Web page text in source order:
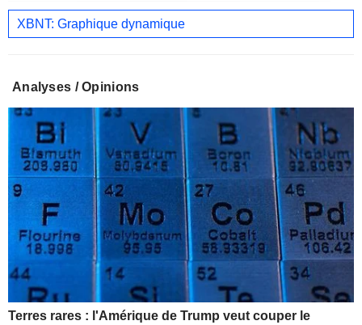
XBNT: Graphique dynamique
Analyses / Opinions
Terres rares : l'Amérique de Trump veut couper le